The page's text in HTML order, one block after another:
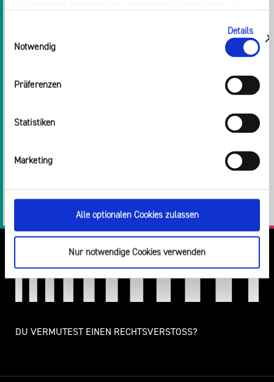
„Einwilligung ändern“ in der Datenschutzerklärung aufgerufen
werden. Dort können Sie auch Ihre Einwilligung jederzeit mit
Wirkung für die Zukunft widerrufen. Die vollständige Ablehnung
optionaler Cookies erfolgt über den Button „Nur notwendige
Notwendig
Präferenzen
Statistiken
Marketing
Details
zeigen
Alle optionalen Cookies zulassen
Nur notwendige Cookies verwenden
und dem
in der Sprache: Français.
Mail
DU VERMUTEST EINEN RECHTSVERSTOSS?